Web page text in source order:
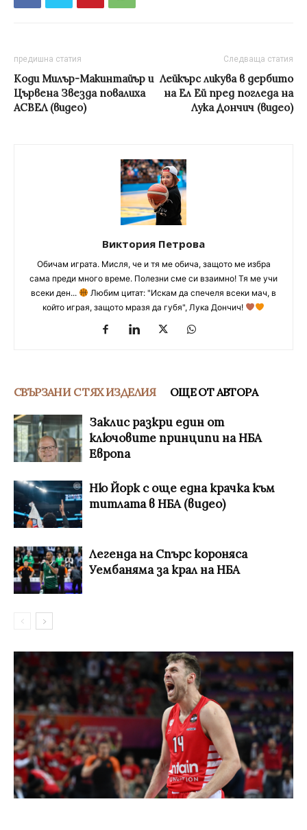
предишна статия
Коди Милър-Макинтайър и
Цървена Звезда повалиха
АСВЕЛ (видео)
Следваща статия
Лейкърс ликува в дербито
на Ел Ей пред погледа на
Лука Дончич (видео)
Виктория Петрова
Обичам играта. Мисля, че и тя ме обича, защото ме избра
сама преди много време. Полезни сме си взаимно! Тя ме учи
всеки ден...
Любим цитат: "Искам да спечеля всеки мач, в
който играя, защото мразя да губя", Лука Дончич!
СВЪРЗАНИ С ТЯХ ИЗДЕЛИЯ ОЩЕ ОТ АВТОРА
Заклис разкри един от
ключовите принципи на НБА
Европа
Ню Йорк с още една крачка към
титлата в НБА (видео)
Легенда на Спърс короняса
Уембаняма за крал на НБА